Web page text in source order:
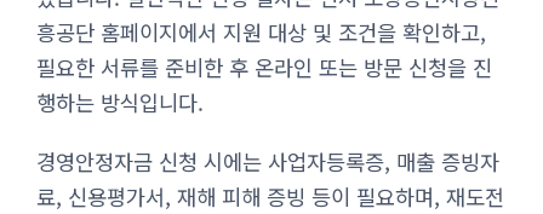
흥공단 홈페이지에서 지원 대상 및 조건을 확인하고,
필요한 서류를 준비한 후 온라인 또는 방문 신청을 진
행하는 방식입니다.
경영안정자금 신청 시에는 사업자등록증, 매출 증빙자
료, 신용평가서, 재해 피해 증빙 등이 필요하며, 재도전